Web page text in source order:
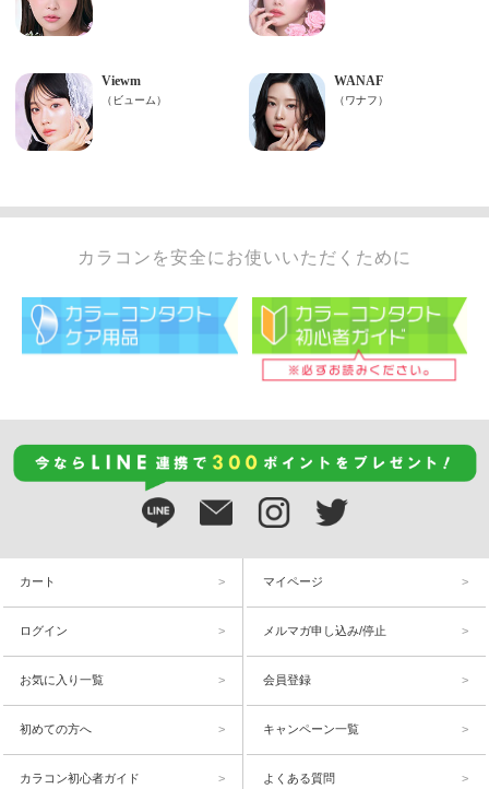
カラコンを安全にお使いいただくために
カート マイページ
ログイン メルマガ申し込み/停止
お気に入り一覧 会員登録
初めての方へ キャンペーン一覧
カラコン初心者ガイド よくある質問